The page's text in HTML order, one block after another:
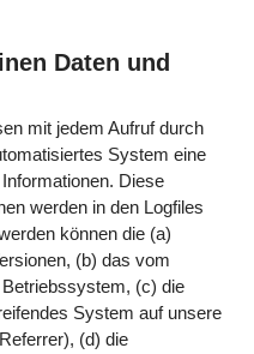
Daten und
mit jedem Aufruf durch
System eine
Diese
werden in den Logfiles
können die (a)
(b) das vom
(c) die
System auf unsere
(d) die